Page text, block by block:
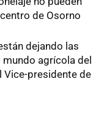
de Osorno
dejando las
agrícola del
Vice-presidente de